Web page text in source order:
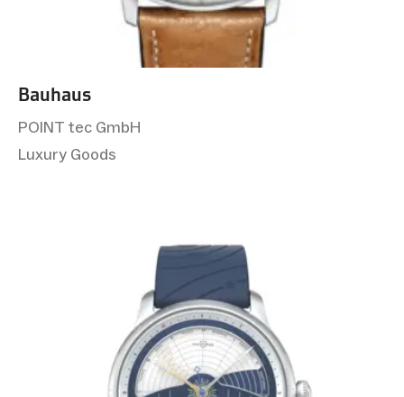
Bauhaus
POINT tec GmbH
Luxury Goods